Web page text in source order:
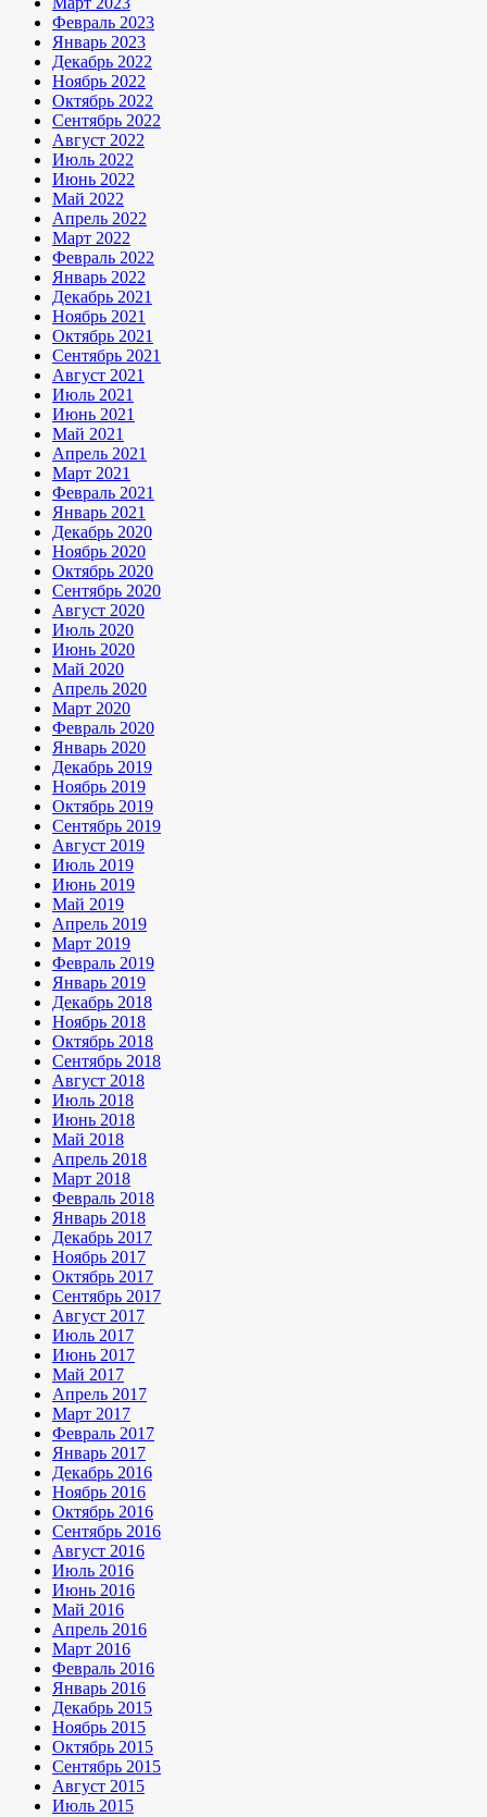
Февраль 2023
Январь 2023
Декабрь 2022
Ноябрь 2022
Октябрь 2022
Сентябрь 2022
Август 2022
Июль 2022
Июнь 2022
Май 2022
Апрель 2022
Март 2022
Февраль 2022
Январь 2022
Декабрь 2021
Ноябрь 2021
Октябрь 2021
Сентябрь 2021
Август 2021
Июль 2021
Июнь 2021
Май 2021
Апрель 2021
Март 2021
Февраль 2021
Январь 2021
Декабрь 2020
Ноябрь 2020
Октябрь 2020
Сентябрь 2020
Август 2020
Июль 2020
Июнь 2020
Май 2020
Апрель 2020
Март 2020
Февраль 2020
Январь 2020
Декабрь 2019
Ноябрь 2019
Октябрь 2019
Сентябрь 2019
Август 2019
Июль 2019
Июнь 2019
Май 2019
Апрель 2019
Март 2019
Февраль 2019
Январь 2019
Декабрь 2018
Ноябрь 2018
Октябрь 2018
Сентябрь 2018
Август 2018
Июль 2018
Июнь 2018
Май 2018
Апрель 2018
Март 2018
Февраль 2018
Январь 2018
Декабрь 2017
Ноябрь 2017
Октябрь 2017
Сентябрь 2017
Август 2017
Июль 2017
Июнь 2017
Май 2017
Апрель 2017
Март 2017
Февраль 2017
Январь 2017
Декабрь 2016
Ноябрь 2016
Октябрь 2016
Сентябрь 2016
Август 2016
Июль 2016
Июнь 2016
Май 2016
Апрель 2016
Март 2016
Февраль 2016
Январь 2016
Декабрь 2015
Ноябрь 2015
Октябрь 2015
Сентябрь 2015
Август 2015
Июль 2015